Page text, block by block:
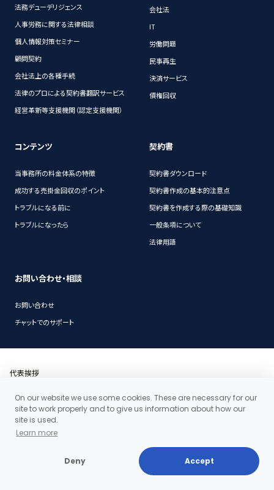
法務デューデリジェンス
人事労務に関する法律相談
個人情報対策セミナー
顧問契約
会社法上の各種手続
法律のプロによる契約書翻訳サービス
経営革新等支援機関（認定支援機関）
会社法
IT
労働問題
民事再生
決済サービス
債権回収
コンテンツ
当事務所の料金体系の特徴
成功する売掛金回収のポイント
トラブルになる前に
トラブルになったら
契約書
契約書ダウンロード
契約書作成の基本的注意点
契約書を作成する際の基礎知識
一般条項について
法律用語
お問い合わせ・相談
お問い合わせ
チャットでのサポート
代表挨拶
沿革
アクセス・地図
当事務所の料金体系の特徴
お問い合わせ
個人情報保護ポリシー
Copyright©2026 Clair Law Firm All rights reserved.
On our website we use some cookies. These are necessary for our
site to work properly and to give us information about how our
site is used.
Learn more
Deny Accept